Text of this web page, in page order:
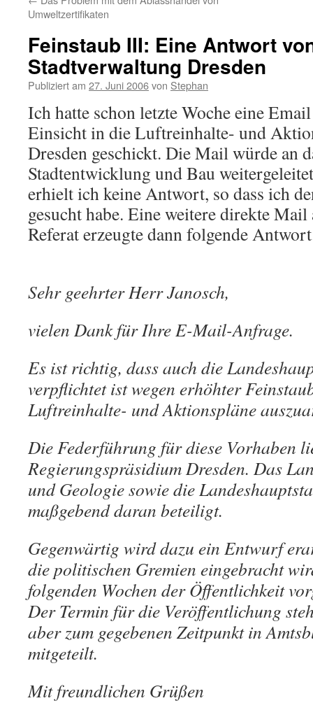
Umweltzertifikaten
Feinstaub III: Eine Antwort
Stadtverwaltung Dresden
Publiziert am 27. Juni 2006von Stephan
Ich hatte schon letzte Woche eine
Einsicht in die Luftreinhalte- und
Dresden geschickt. Die Mail würde an
Stadtentwicklung und Bau
erhielt ich keine Antwort, so dass ich
gesucht habe. Eine weitere direkte Mail
Referat erzeugte dann folgende
Sehr geehrter Herr Janosch,
vielen Dank für Ihre E-Mail-Anfrage.
Es ist richtig, dass auch die
verpflichtet ist wegen erhöhter
Luftreinhalte- und Aktionspläne
Die Federführung für diese Vorhaben
Regierungspräsidium Dresden. Das
und Geologie sowie die
maßgebend daran beteiligt.
Gegenwärtig wird dazu ein Entwurf
die politischen Gremien eingebracht
folgenden Wochen der Öffentlichkeit
Der Termin für die Veröffentlichung
aber zum gegebenen Zeitpunkt in
mitgeteilt.
Mit freundlichen Grüßen